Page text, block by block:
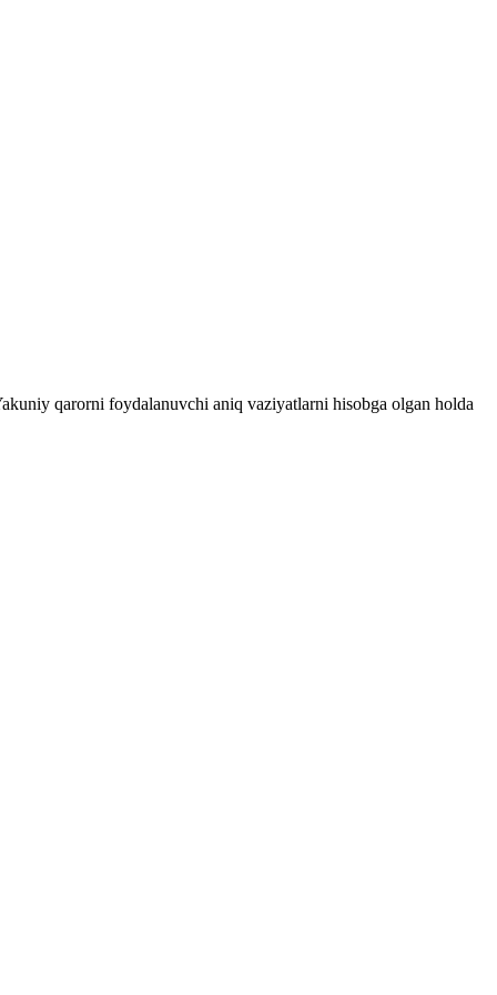
qarorni foydalanuvchi aniq vaziyatlarni hisobga olgan holda